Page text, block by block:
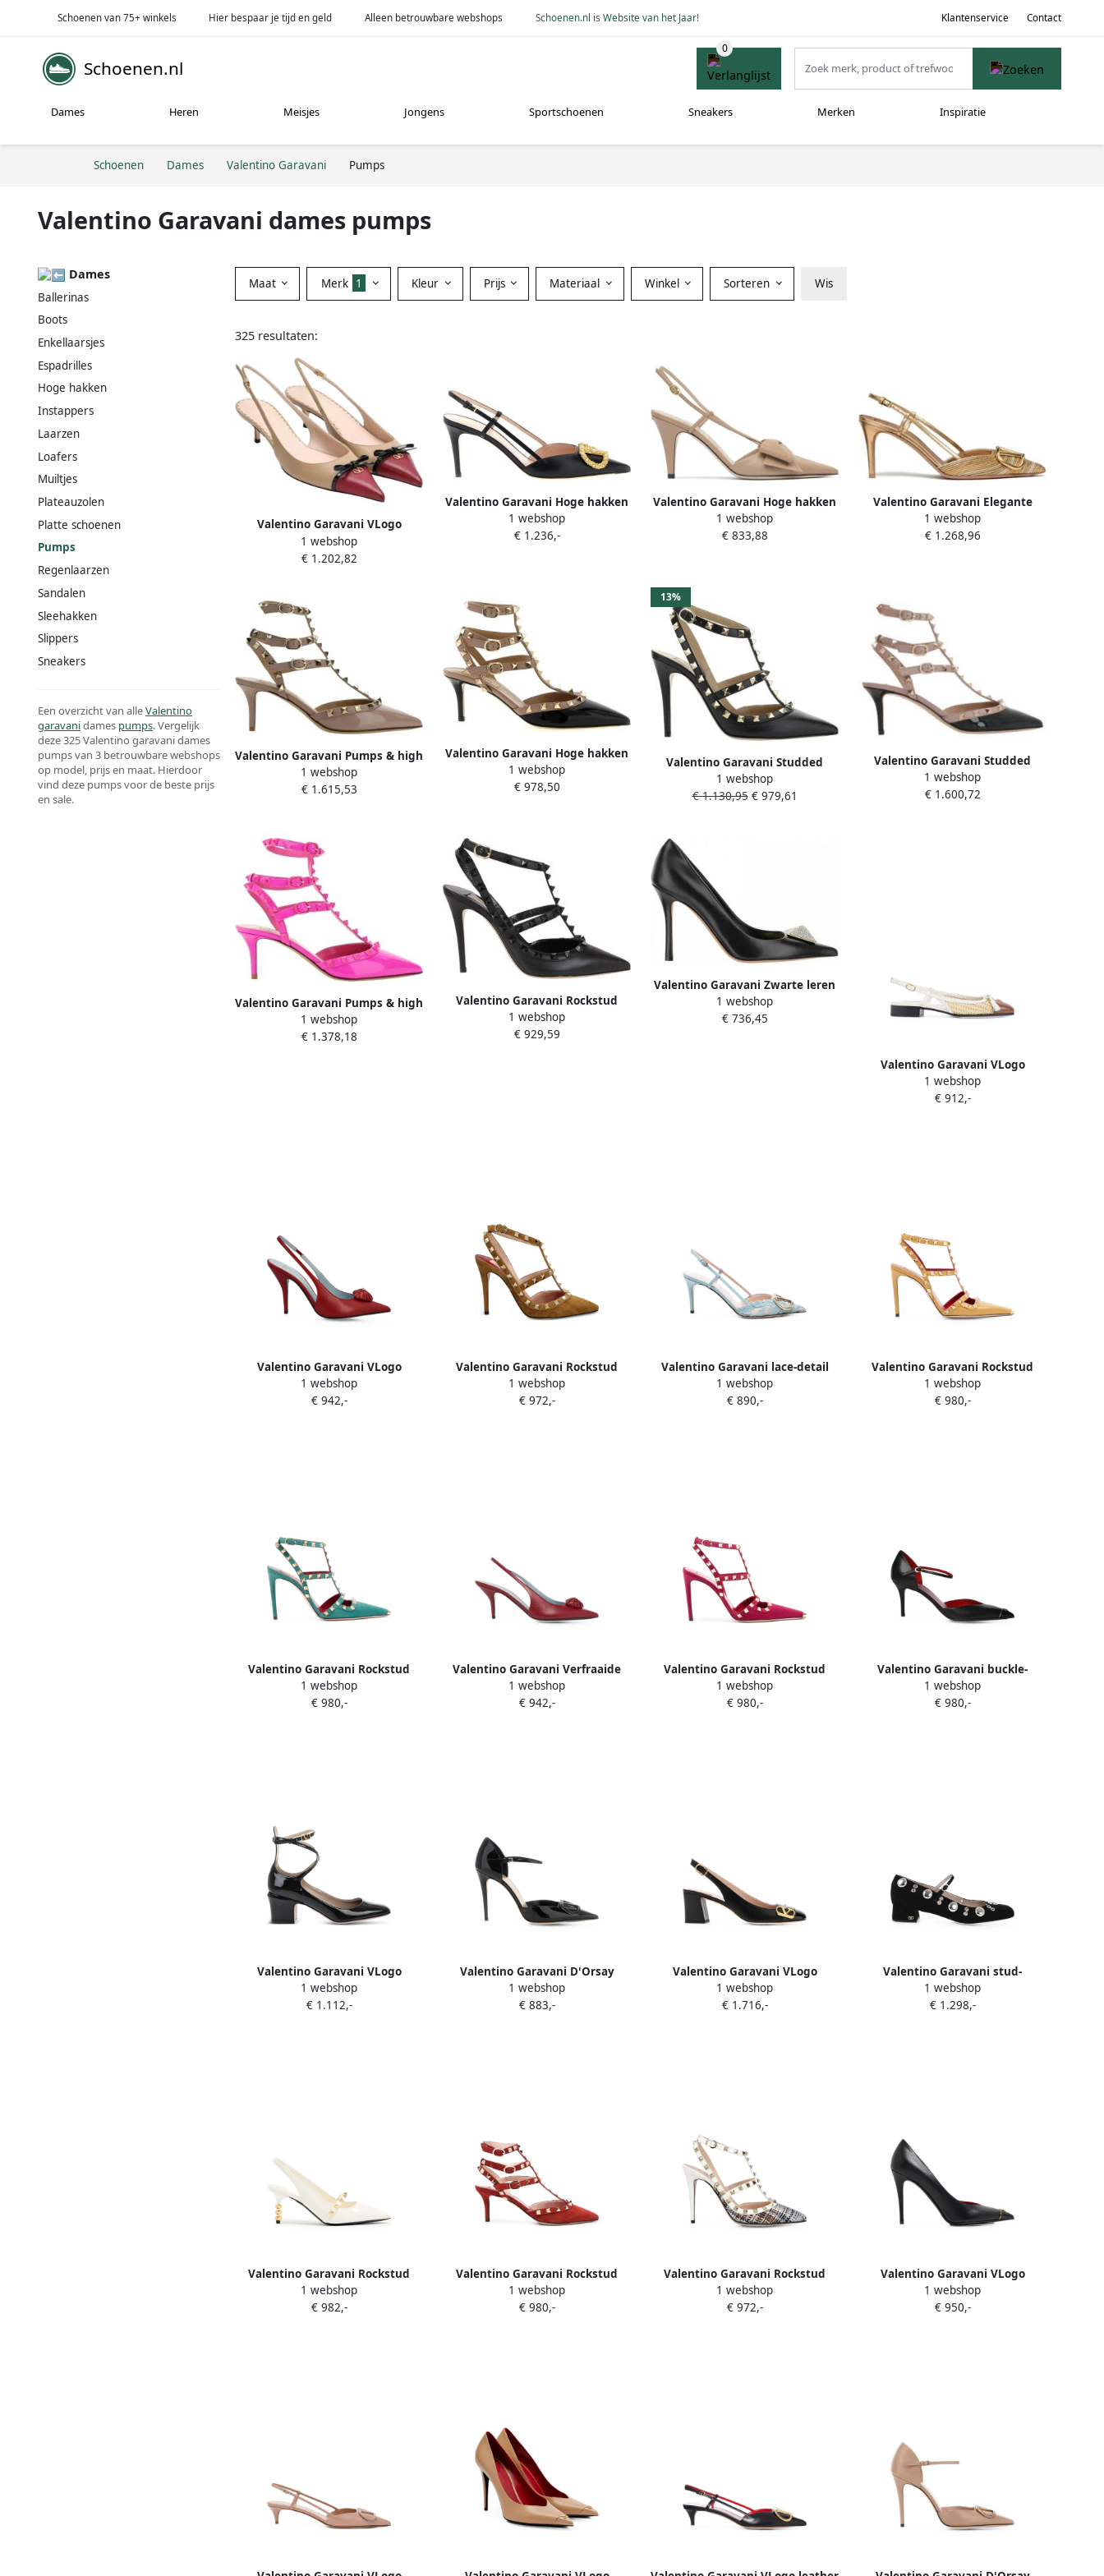
Schoenen van 75+ winkels Hier bespaar je tijd en geld Alleen betrouwbare webshops Schoenen.nl is Website van het Jaar! Klantenservice Contact
Schoenen.nl
Dames Heren Meisjes Jongens Sportschoenen Sneakers Merken Inspiratie
Schoenen Dames Valentino Garavani Pumps
Valentino Garavani dames pumps
Dames
Ballerinas
Boots
Enkellaarsjes
Espadrilles
Hoge hakken
Instappers
Laarzen
Loafers
Muiltjes
Plateauzolen
Platte schoenen
Pumps
Regenlaarzen
Sandalen
Sleehakken
Slippers
Sneakers
Een overzicht van alleValentino
garavanidames pumps. Vergelijk
deze 325 Valentino garavani dames
pumps van 3 betrouwbare webshops
op model, prijs en maat. Hierdoor
vind deze pumps voor de beste prijs
en sale.
Maat Merk 1 Kleur Prijs Materiaal Winkel Sorteren Wis
325 resultaten:
Valentino Garavani VLogo
Signature Bow Slingback Pumps
([shopstyle.com](https:
detailed-slingback-pumps
1114153097?utm_source=openai))
1 webshop
€ 1.202,82
Valentino Garavani Hoge hakken
Slingback Vlogo Signature in
zwart
1 webshop
€ 1.236,-
Valentino Garavani Hoge hakken
Bowow' Slingback in roze
1 webshop
€ 833,88
Valentino Garavani Elegante
Slingback Pumps Beige Dames
1 webshop
€ 1.268,96
Valentino Garavani Pumps & high
heels Ankle Strap Rockstud
Pumps in beige
1 webshop
€ 1.615,53
Valentino Garavani Hoge hakken
'Rockstud' Pumps in zwart
1 webshop
€ 978,50
13%
Valentino Garavani Studded
Leren Stiletto Pumps Black
Dames
1 webshop
€ 1.130,95€ 979,61
Valentino Garavani Studded
Slingback Heels Black Dames
1 webshop
€ 1.600,72
Valentino Garavani Pumps & high
heels Rockstud Pointed Toe
Pumps in roze
1 webshop
€ 1.378,18
Valentino Garavani Rockstud
Décolleté Hakken Zwart Dames
1 webshop
€ 929,59
Valentino Garavani Zwarte leren
Romeinse studhakken Black
Dames
1 webshop
€ 736,45
Valentino Garavani VLogo
Signature woven flat pumps
Beige
1 webshop
€ 912,-
Valentino Garavani VLogo
Signature slingback pumps Rood
1 webshop
€ 942,-
Valentino Garavani Rockstud
caged pumps Bruin
1 webshop
€ 972,-
Valentino Garavani lace-detail
pumps Blauw
1 webshop
€ 890,-
Valentino Garavani Rockstud
kidskin pumps 100mm Geel
1 webshop
€ 980,-
Valentino Garavani Rockstud
suede pumps 100mm Groen
1 webshop
€ 980,-
Valentino Garavani Verfraaide
slingback pumps Rood
1 webshop
€ 942,-
Valentino Garavani Rockstud
suede pumps 100mm Roze
1 webshop
€ 980,-
Valentino Garavani buckle-
fastening leather pumps Zwart
1 webshop
€ 980,-
Valentino Garavani VLogo
Signature ankle-strap pumps
Zwart
1 webshop
€ 1.112,-
Valentino Garavani D'Orsay
VLogo Signature patent leather
pumps Zwart
1 webshop
€ 883,-
Valentino Garavani VLogo
Signature leren pumps Zwart
1 webshop
€ 1.716,-
Valentino Garavani stud-
embellished Mary Jane pumps
Zwart
1 webshop
€ 1.298,-
Valentino Garavani Rockstud
slingback pumps with patent-
leather sculptural heel 70mm
1 webshop
€ 982,-
Valentino Garavani Rockstud
pumps Rood
1 webshop
€ 980,-
Valentino Garavani Rockstud
pumps in woven fabric 100Mm
Wit
1 webshop
€ 972,-
Valentino Garavani VLogo
Signature leren pumps Zwart
1 webshop
€ 950,-